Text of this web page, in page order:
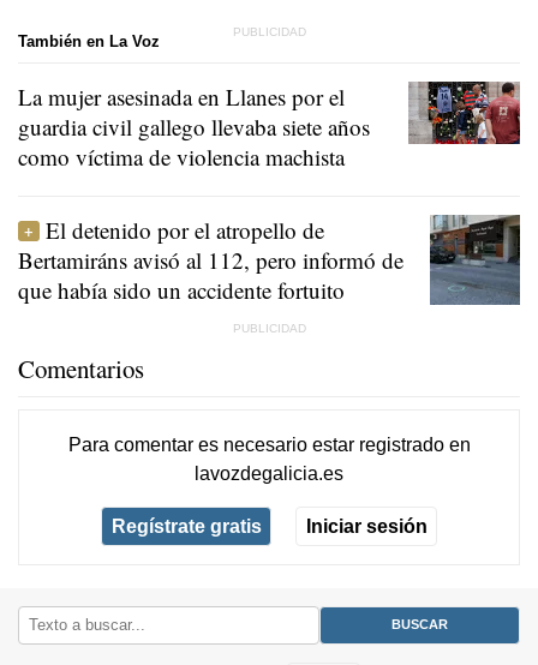
También en La Voz
La mujer asesinada en Llanes por el
guardia civil gallego llevaba siete años
como víctima de violencia machista
El detenido por el atropello de
Bertamiráns avisó al 112, pero informó de
que había sido un accidente fortuito
Comentarios
Para comentar es necesario estar registradoen
lavozdegalicia.es
Regístrate gratis Iniciar sesión